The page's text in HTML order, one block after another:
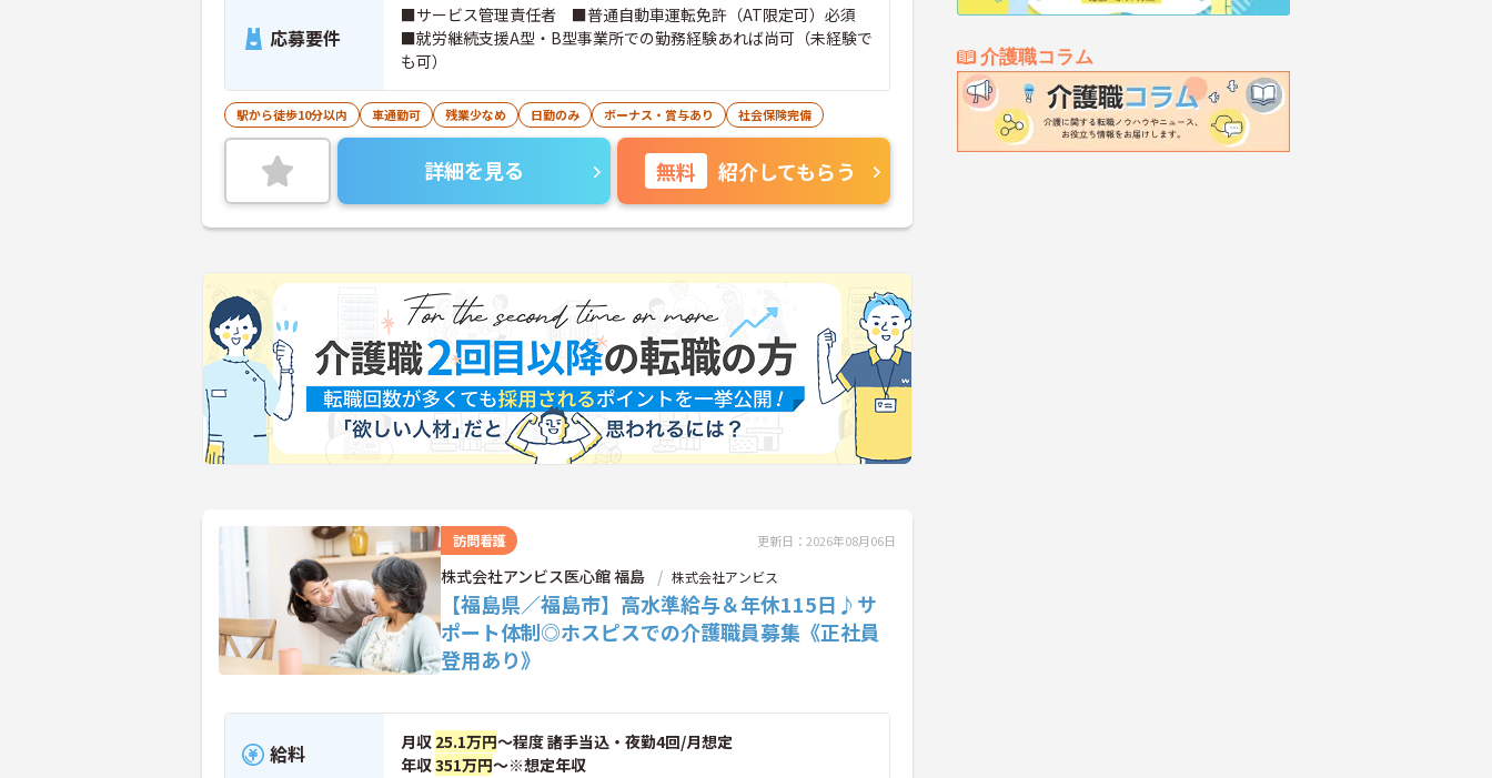
介護職コラム
応募要件
■サービス管理責任者 ■普通自動車運転免許（AT限定可）必須
■就労継続支援A型・B型事業所での勤務経験あれば尚可（未経験で
も可）
駅から徒歩10分以内 車通勤可 残業少なめ 日勤のみ ボーナス・賞与あり 社会保険完備
詳細を見る 無料 紹介してもらう
訪問看護 更新日：2026年08月06日
株式会社アンビス医心館 福島 株式会社アンビス
【福島県／福島市】高水準給与＆年休115日♪サ
ポート体制◎ホスピスでの介護職員募集《正社員
登用あり》
給料 月収 25.1万円～程度 諸手当込・夜勤4回/月想定
年収351万円～※想定年収